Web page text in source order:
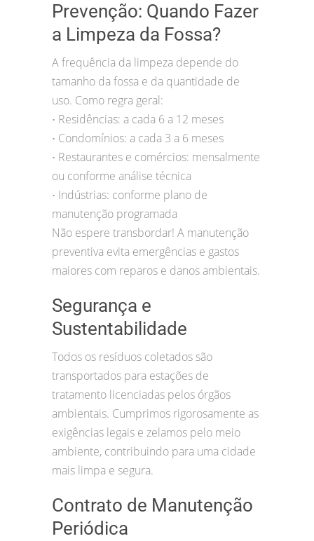
Prevenção: Quando Fazer
a Limpeza da Fossa?
A frequência da limpeza depende do
tamanho da fossa e da quantidade de
uso. Como regra geral:
• Residências: a cada 6 a 12 meses
• Condomínios: a cada 3 a 6 meses
• Restaurantes e comércios: mensalmente
ou conforme análise técnica
• Indústrias: conforme plano de
manutenção programada
Não espere transbordar! A manutenção
preventiva evita emergências e gastos
maiores com reparos e danos ambientais.
Segurança e
Sustentabilidade
Todos os resíduos coletados são
transportados para estações de
tratamento licenciadas pelos órgãos
ambientais. Cumprimos rigorosamente as
exigências legais e zelamos pelo meio
ambiente, contribuindo para uma cidade
mais limpa e segura.
Contrato de Manutenção
Periódica